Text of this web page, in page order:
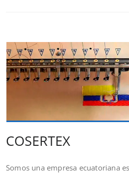
COSERTEX
Somos una empresa ecuatoriana